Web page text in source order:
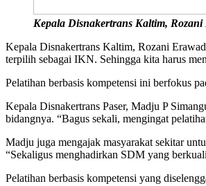
Kepala Disnakertrans Kaltim,
Kepala Disnakertrans Kaltim, Rozani
terpilih sebagai IKN. Sehingga kita harus
Pelatihan berbasis kompetensi ini berfokus
Kepala Disnakertrans Paser, Madju P
bidangnya. “Bagus sekali, mengingat
Madju juga mengajak masyarakat sekitar
“Sekaligus menghadirkan SDM yang
Pelatihan berbasis kompetensi yang